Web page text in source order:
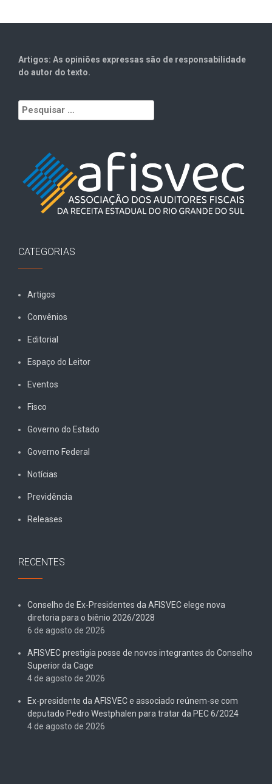
Artigos: As opiniões expressas são de responsabilidade
do autor do texto.
Pesquisar
por:
CATEGORIAS
Artigos
Convênios
Editorial
Espaço do Leitor
Eventos
Fisco
Governo do Estado
Governo Federal
Notícias
Previdência
Releases
RECENTES
Conselho de Ex-Presidentes da AFISVEC elege nova
diretoria para o biênio 2026/2028
6 de agosto de 2026
AFISVEC prestigia posse de novos integrantes do Conselho
Superior da Cage
4 de agosto de 2026
Ex-presidente da AFISVEC e associado reúnem-se com
deputado Pedro Westphalen para tratar da PEC 6/2024
4 de agosto de 2026